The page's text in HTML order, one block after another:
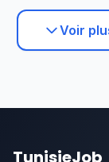
Voir
TunisieJob